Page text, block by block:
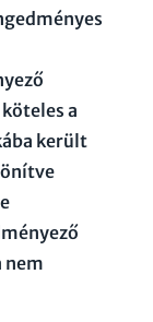
a
került
nem